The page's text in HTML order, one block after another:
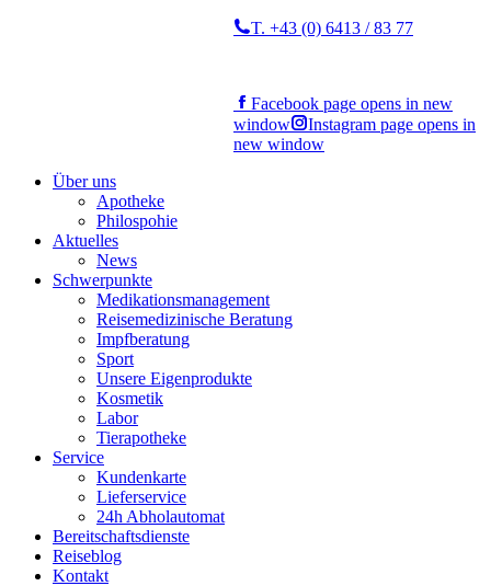
T. +43 (0) 6413 / 83 77
Facebook page opens in new
window
Instagram page opens in
new window
Über uns
Apotheke
Philospohie
Aktuelles
News
Schwerpunkte
Medikationsmanagement
Reisemedizinische Beratung
Impfberatung
Sport
Unsere Eigenprodukte
Kosmetik
Labor
Tierapotheke
Service
Kundenkarte
Lieferservice
24h Abholautomat
Bereitschaftsdienste
Reiseblog
Kontakt